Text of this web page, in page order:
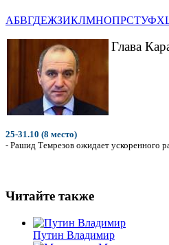
АБВГДЕЖЗИКЛМНОПРСТУФХ
Глава
25-31.10 (8 место)
- Рашид Темрезов ожидает ускоренного
Читайте также
Путин Владимир